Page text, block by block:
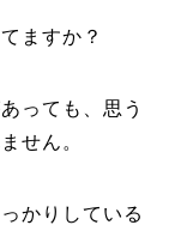
ますか？
っても、思う
せん。
かりしている